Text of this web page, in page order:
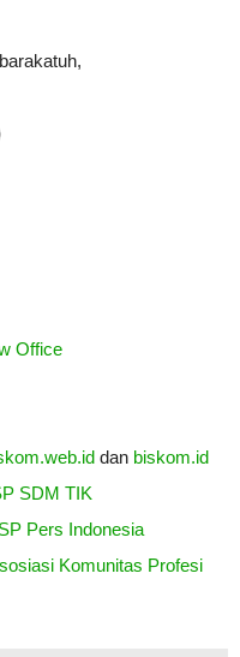
Office
dan biskom.id
SDM TIK
Pers Indonesia
Komunitas Profesi